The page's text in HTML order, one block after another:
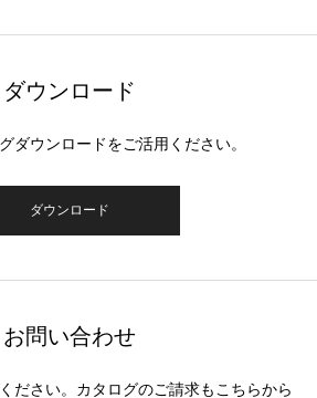
ダウンロード
ダウンロードをご活用ください。
ダウンロード
お問い合わせ
ださい。カタログのご請求もこちらから